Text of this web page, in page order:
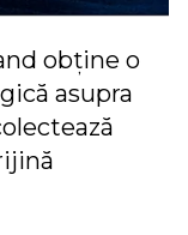
obține o
asupra